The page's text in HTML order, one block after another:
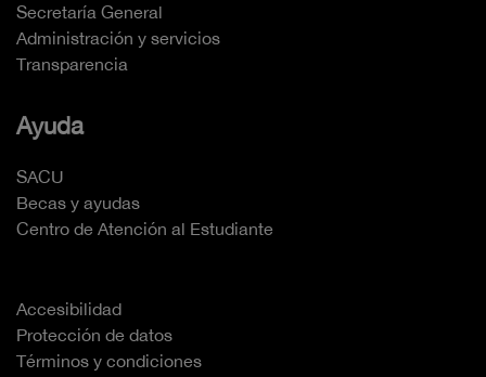
Secretaría General
Administración y servicios
Transparencia
Ayuda
SACU
Becas y ayudas
Centro de Atención al Estudiante
Accesibilidad
Protección de datos
Términos y condiciones